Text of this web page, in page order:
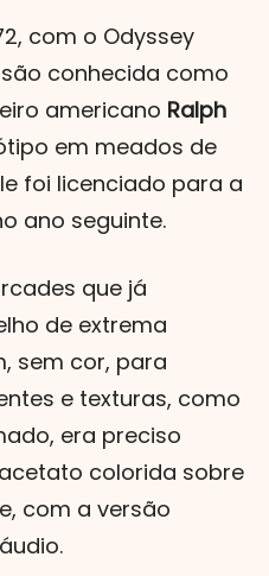
com o Odyssey
conhecida como
americano Ralph
em meados de
foi licenciado para a
ano seguinte.
que já
de extrema
sem cor, para
e texturas, como
era preciso
colorida sobre
com a versão